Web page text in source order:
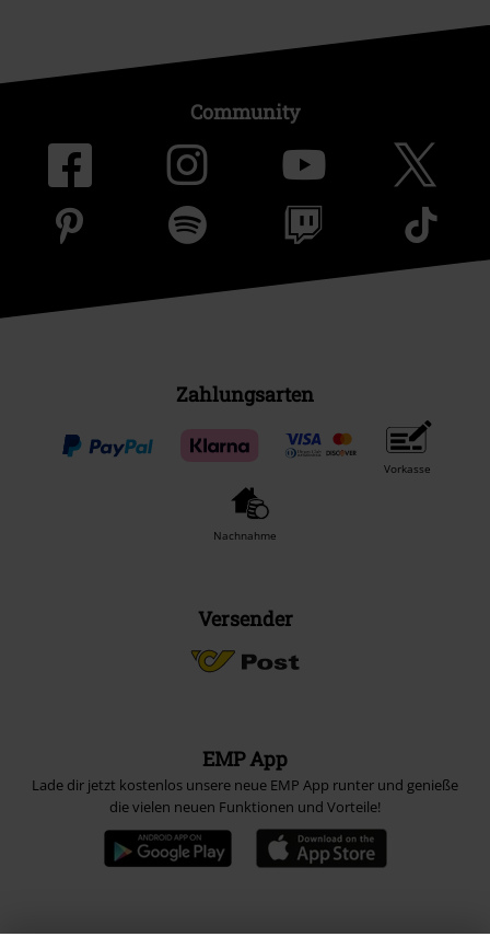
Community
Zahlungsarten
Vorkasse
Nachnahme
Versender
EMP App
Lade dir jetzt kostenlos unsere neue EMP App runter und genieße
die vielen neuen Funktionen und Vorteile!